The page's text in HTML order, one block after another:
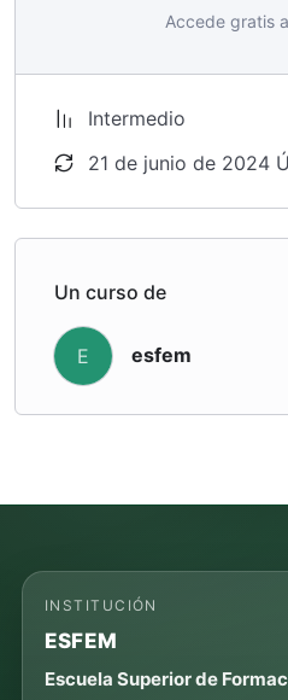
Accede gratis
Intermedio
21 de junio de 2024
Un curso de
E esfem
INSTITUCIÓN
ESFEM
Escuela Superior de